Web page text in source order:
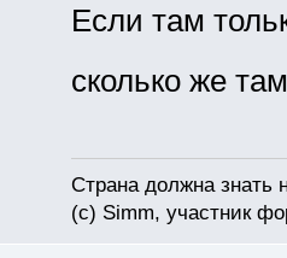
Если там
сколько же
Страна должна знать
(c) Simm, участник